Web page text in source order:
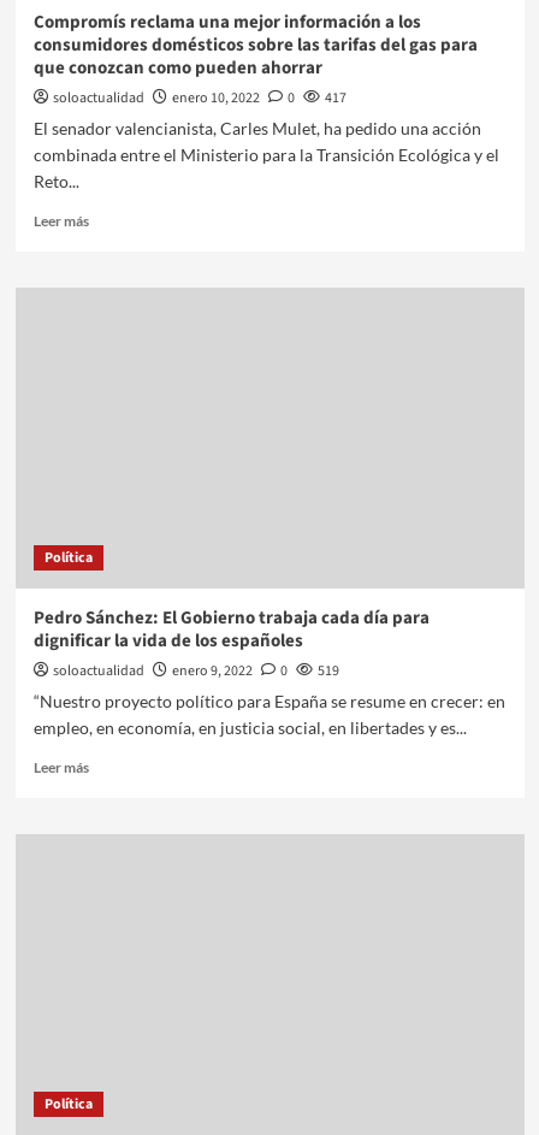
Compromís reclama una mejor información a los
consumidores domésticos sobre las tarifas del gas para
que conozcan como pueden ahorrar
soloactualidad enero 10, 2022 0
417
El senador valencianista, Carles Mulet, ha pedido una acción
combinada entre el Ministerio para la Transición Ecológica y el
Reto...
Leer más
Política
Pedro Sánchez: El Gobierno trabaja cada día para
dignificar la vida de los españoles
soloactualidad enero 9, 2022 0
519
“Nuestro proyecto político para España se resume en crecer: en
empleo, en economía, en justicia social, en libertades y es...
Leer más
Política